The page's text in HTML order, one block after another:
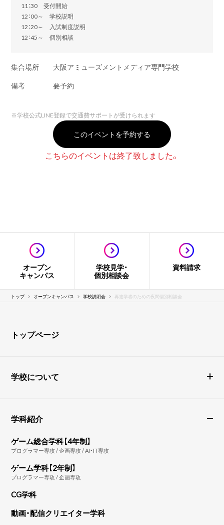
11：30 受付開始
12：00～ 学校説明
12：20～ 入試制度説明
12：45～ 個別相談
集合場所
大阪アミューズメントメディア専門学校
備考
要予約
※学校公式LINE登録で交通費サポートが受けられます
このイベントを予約する
こちらのイベントは終了致しました。
オープン
キャンパス
学校見学・
個別相談会
資料請求
トップ オープンキャンパス 学校説明会 再進学者のための夜間個別相談会
トップページ
学校について
学科紹介
ゲーム総合学科【4年制】
プログラマー専攻 / 企画専攻 / AI・IT専攻
ゲーム学科【2年制】
プログラマー専攻 / 企画専攻
CG学科
動画・配信クリエイター学科